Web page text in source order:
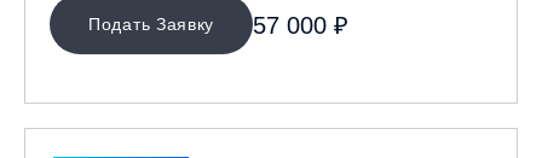
Подать Заявку 57 000 ₽